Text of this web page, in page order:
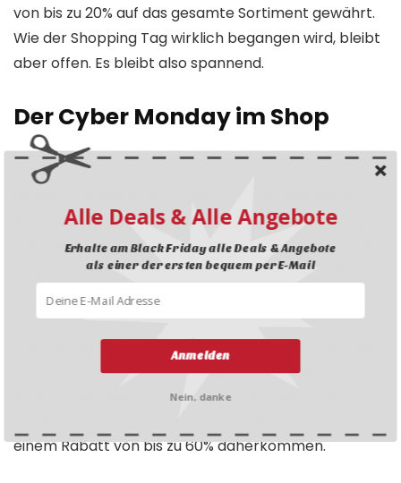
von bis zu 20% auf das gesamte Sortiment gewährt.
Wie der Shopping Tag wirklich begangen wird, bleibt
aber offen. Es bleibt also spannend.
Der Cyber Monday im Shop
DerCyber Monday
wird bei Dosenbach ebenso stark
Weekends und so gibt es an diesem Shopping Tag
auch allerhand Rabatte für euch. Im letzten Jahr gab
es genau wie am Black Friday auch bis zu 50% Rabatt
auf ausgewählte Artikel. Viele Artikel werden so zum
halben Preis angeboten, sodass sich das Stöbern im
Shop auf jeden Fall lohnt. Reinschauen lohnt sich auf
jeden Fall immer mal, denn auch unabhängig vom
Black Friday oder Cyber Monday gibt es immer
einem Rabatt von bis zu 60% daherkommen.
Anmelden
Alle Deals & Alle Angebote
Erhalte am Black Friday alle Deals & Angebote
als einer der ersten bequem per E-Mail
Nein, danke